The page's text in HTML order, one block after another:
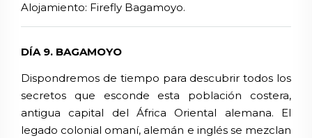
Alojamiento: Firefly Bagamoyo.
DÍA 9. BAGAMOYO
Dispondremos de tiempo para descubrir todos los
secretos que esconde esta población costera,
antigua capital del África Oriental alemana. El
legado colonial omaní, alemán e inglés se mezclan